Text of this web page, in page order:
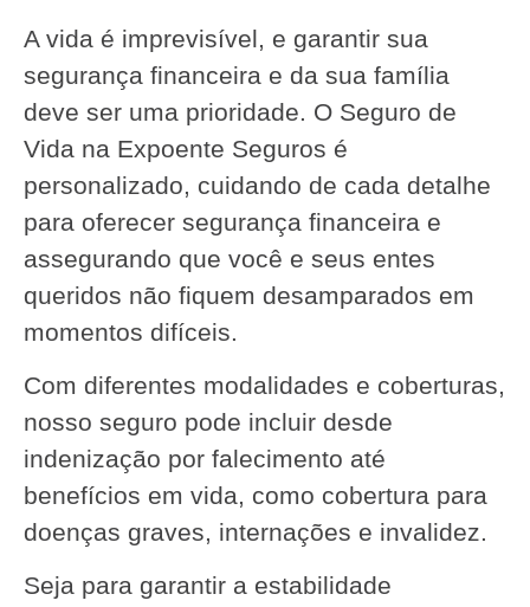
A vida é imprevisível, e garantir sua
segurança financeira e da sua família
deve ser uma prioridade. O Seguro de
Vida na Expoente Seguros é
personalizado, cuidando de cada detalhe
para oferecer segurança financeira e
assegurando que você e seus entes
queridos não fiquem desamparados em
momentos difíceis.
Com diferentes modalidades e coberturas,
nosso seguro pode incluir desde
indenização por falecimento até
benefícios em vida, como cobertura para
doenças graves, internações e invalidez.
Seja para garantir a estabilidade